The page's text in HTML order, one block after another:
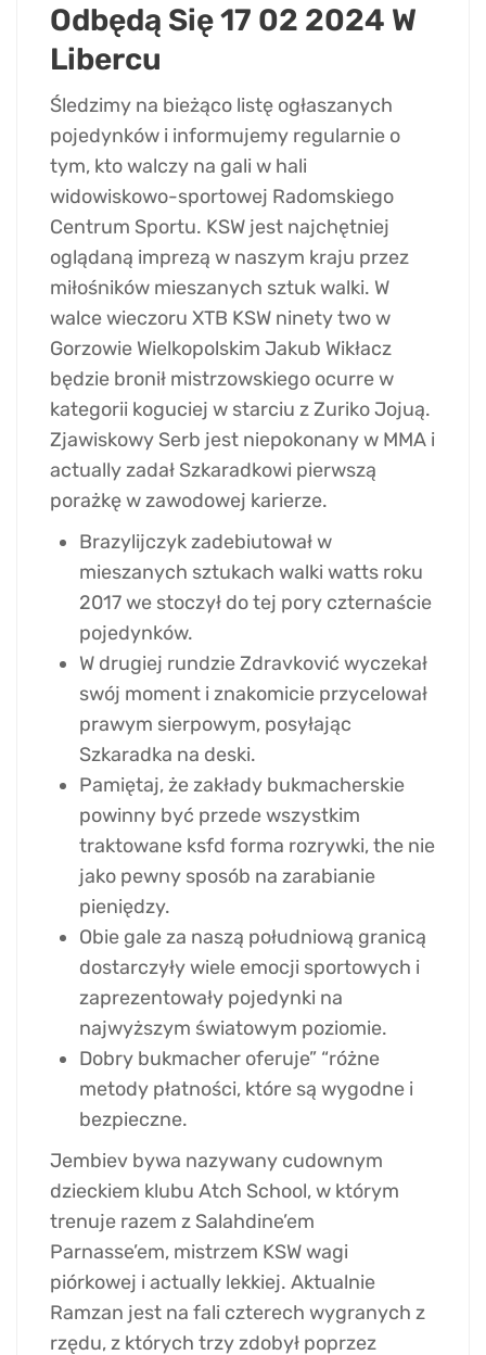
Odbędą Się 17 02 2024 W
Libercu
Śledzimy na bieżąco listę ogłaszanych
pojedynków i informujemy regularnie o
tym, kto walczy na gali w hali
widowiskowo-sportowej Radomskiego
Centrum Sportu. KSW jest najchętniej
oglądaną imprezą w naszym kraju przez
miłośników mieszanych sztuk walki. W
walce wieczoru XTB KSW ninety two w
Gorzowie Wielkopolskim Jakub Wikłacz
będzie bronił mistrzowskiego ocurre w
kategorii koguciej w starciu z Zuriko Jojuą.
Zjawiskowy Serb jest niepokonany w MMA i
actually zadał Szkaradkowi pierwszą
porażkę w zawodowej karierze.
Brazylijczyk zadebiutował w
mieszanych sztukach walki watts roku
2017 we stoczył do tej pory czternaście
pojedynków.
W drugiej rundzie Zdravković wyczekał
swój moment i znakomicie przycelował
prawym sierpowym, posyłając
Szkaradka na deski.
Pamiętaj, że zakłady bukmacherskie
powinny być przede wszystkim
traktowane ksfd forma rozrywki, the nie
jako pewny sposób na zarabianie
pieniędzy.
Obie gale za naszą południową granicą
dostarczyły wiele emocji sportowych i
zaprezentowały pojedynki na
najwyższym światowym poziomie.
Dobry bukmacher oferuje” “różne
metody płatności, które są wygodne i
bezpieczne.
Jembiev bywa nazywany cudownym
dzieckiem klubu Atch School, w którym
trenuje razem z Salahdine’em
Parnasse’em, mistrzem KSW wagi
piórkowej i actually lekkiej. Aktualnie
Ramzan jest na fali czterech wygranych z
rzędu, z których trzy zdobył poprzez